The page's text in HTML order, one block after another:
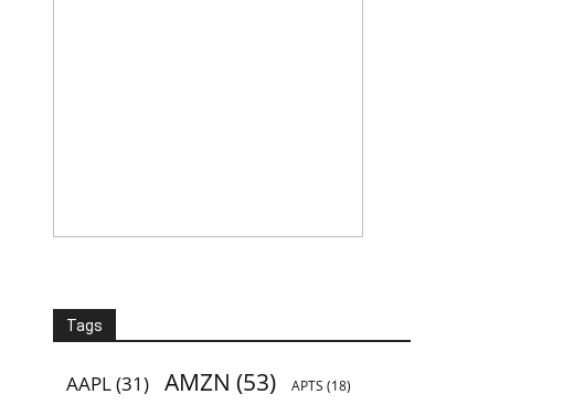
Tags
AAPL(31) AMZN (53) APTS (18)